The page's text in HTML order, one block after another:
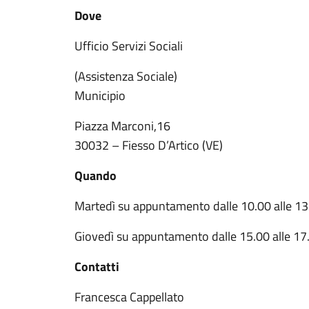
Dove
Ufficio Servizi Sociali
(Assistenza Sociale)
Municipio
Piazza Marconi,16
30032 – Fiesso D’Artico (VE)
Quando
Martedì su appuntamento dalle 10.00 alle
Giovedì su appuntamento dalle 15.00 alle
Contatti
Francesca Cappellato